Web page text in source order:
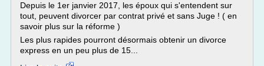
Depuis le 1er janvier 2017, les époux qui s'entendent sur
tout, peuvent divorcer par contrat privé et sans Juge ! ( en
savoir plus sur la réforme )
Les plus rapides pourront désormais obtenir un divorce
express en un peu plus de 15...